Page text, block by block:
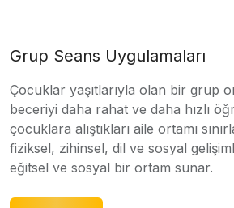
Grup Seans Uygulamaları
Çocuklar yaşıtlarıyla olan bir grup
beceriyi daha rahat ve daha hızlı
çocuklara alıştıkları aile ortamı
fiziksel, zihinsel, dil ve sosyal
eğitsel ve sosyal bir ortam sunar.